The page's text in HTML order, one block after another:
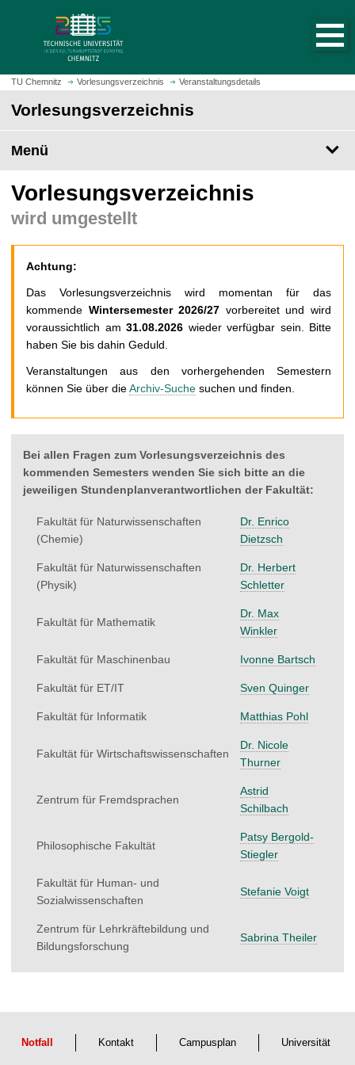
z
m
t
e
i
t
u
f
e
n
TU Chemnitz Vorlesungsverzeichnis Veranstaltungsdetails
Vorlesungsverzeichnis
Menü
Vorlesungsverzeichnis
wird umgestellt
Achtung:
Das Vorlesungsverzeichnis wird momentan für das
kommende Wintersemester 2026/27 vorbereitet und wird
voraussichtlich am 31.08.2026 wieder verfügbar sein. Bitte
haben Sie bis dahin Geduld.
Veranstaltungen aus den vorhergehenden Semestern
können Sie über dieArchiv-Suche suchen und finden.
Bei allen Fragen zum Vorlesungsverzeichnis des
kommenden Semesters wenden Sie sich bitte an die
jeweiligen Stundenplanverantwortlichen der Fakultät:
Fakultät für Naturwissenschaften
(Chemie)
Dr. Enrico
Dietzsch
Fakultät für Naturwissenschaften
(Physik)
Dr. Herbert
Schletter
Fakultät für Mathematik
Dr. Max
Winkler
Fakultät für Maschinenbau Ivonne Bartsch
Fakultät für ET/IT Sven Quinger
Fakultät für Informatik Matthias Pohl
Fakultät für Wirtschaftswissenschaften
Dr. Nicole
Thurner
Zentrum für Fremdsprachen
Astrid
Schilbach
Philosophische Fakultät
Patsy Bergold-
Stiegler
Fakultät für Human- und
Sozialwissenschaften
Stefanie Voigt
Zentrum für Lehrkräftebildung und
Bildungsforschung
Sabrina Theiler
Notfall Kontakt Campusplan Universität